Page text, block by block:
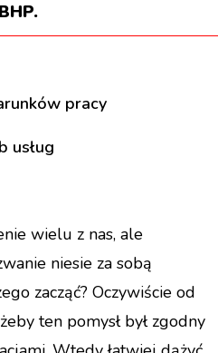
pracy
usług
wielu z nas, ale
niesie za sobą
zacząć? Oczywiście od
ten pomysł był zgodny